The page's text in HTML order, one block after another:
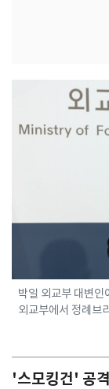
박일 외교부 대변
외교부에서 정례브
'스모킹건' 공